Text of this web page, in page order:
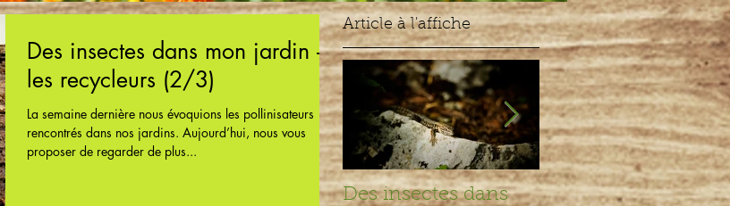
Des insectes dans mon jardin –
les recycleurs (2/3)
La semaine dernière nous évoquions les pollinisateurs
rencontrés dans nos jardins. Aujourd’hui, nous vous
proposer de regarder de plus...
Article à l'affiche
Des insectes dans
Des insectes dans